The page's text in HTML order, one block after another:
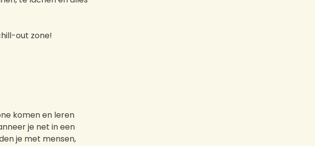
out zone!
komen en leren
je net in een
je met mensen,